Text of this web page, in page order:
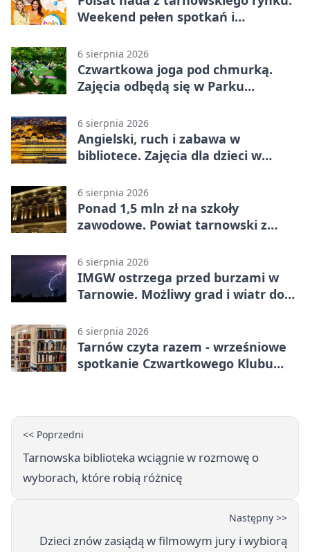
Weekend pełen spotkań i
6 sierpnia 2026
Czwartkowa joga pod chmurką.
Zajęcia odbędą się w Parku
6 sierpnia 2026
Angielski, ruch i zabawa w
bibliotece. Zajęcia dla dzieci w
6 sierpnia 2026
Ponad 1,5 mln zł na szkoły
zawodowe. Powiat tarnowski z
6 sierpnia 2026
IMGW ostrzega przed burzami w
Tarnowie. Możliwy grad i wiatr do
6 sierpnia 2026
Tarnów czyta razem - wrześniowe
spotkanie Czwartkowego Klubu
<< Poprzedni
Tarnowska biblioteka wciągnie w rozmowę o
wyborach, które robią różnicę
Następny >>
Dzieci znów zasiądą w filmowym jury i wybiorą